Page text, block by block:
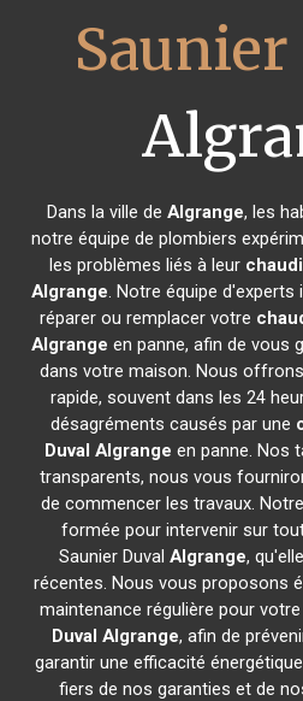
Dans la ville de Algrange, les
notre équipe de plombiers
les problèmes liés à leur
Algrange. Notre équipe
réparer ou remplacer votre
Algrange en panne, afin de vous
dans votre maison. Nous
rapide, souvent dans les 24
désagréments causés par une
Duval Algrange en panne. Nos
transparents, nous vous
de commencer les travaux.
formée pour intervenir sur
Saunier DuvalAlgrange,
récentes. Nous vous proposons
maintenance régulière pour votre
Duval Algrange, afin de
garantir une efficacité
fiers de nos garanties et de